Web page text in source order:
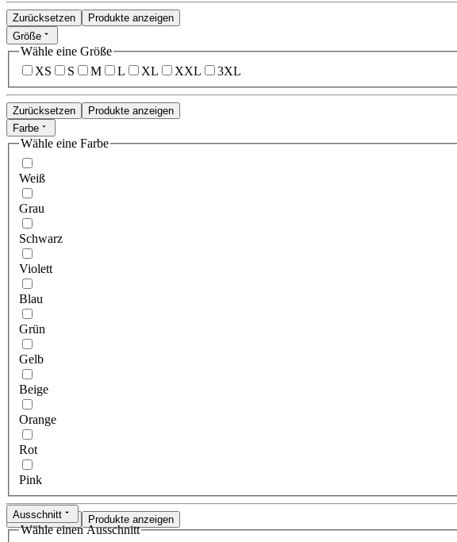
Zurücksetzen
Produkte anzeigen
Größe
Wähle eine Größe
XS
S M L XL XXL 3XL
Zurücksetzen
Produkte anzeigen
Farbe
Wähle eine Farbe
Weiß
Grau
Schwarz
Violett
Blau
Grün
Gelb
Beige
Orange
Rot
Pink
Zurücksetzen Produkte anzeigen
Ausschnitt
Wähle einen Ausschnitt